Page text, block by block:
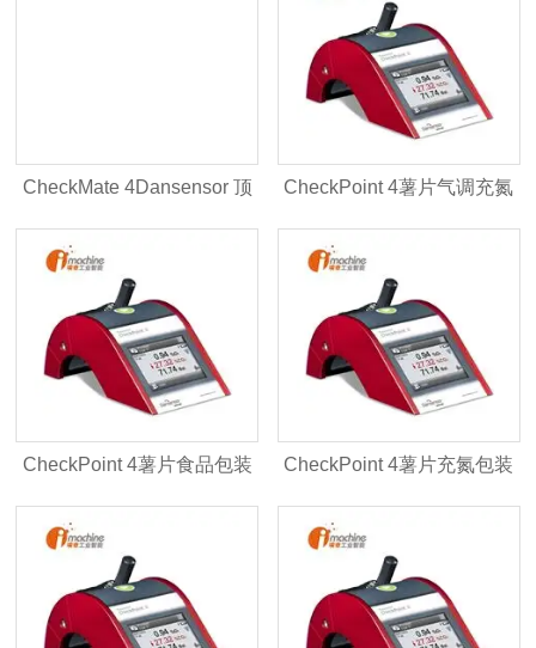
CheckMate 4Dansensor 顶
空气体分析仪支持0ml取样量
CheckPoint 4薯片气调充氮
包装顶空色多多视频网站入
口
CheckPoint 4薯片食品包装
色多多在线观看视频
CheckPoint 4薯片充氮包装
膜康色多多在线观看视频